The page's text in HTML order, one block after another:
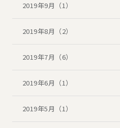
2019年9月（1）
2019年8月（2）
2019年7月（6）
2019年6月（1）
2019年5月（1）